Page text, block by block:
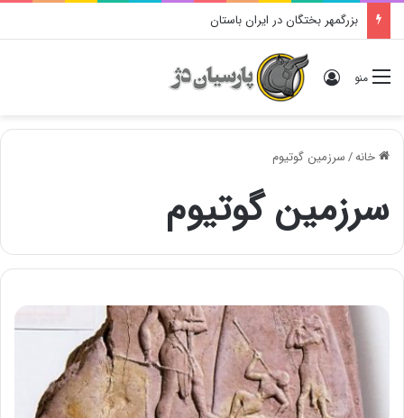
بزرگمهر بختگان در ایران باستان
منو ورود
خانه/سرزمین گوتیوم
سرزمین گوتیوم